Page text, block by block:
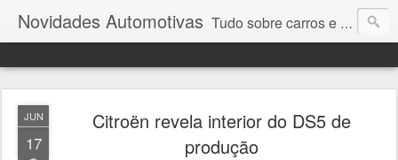
Novidades Automotivas Tudo sobre carros e motores
JUN
17
Citroën revela interior do DS5 de
produção